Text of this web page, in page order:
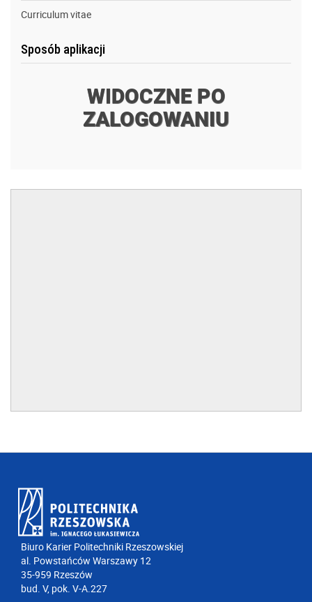
Curriculum vitae
Sposób aplikacji
WIDOCZNE PO
ZALOGOWANIU
Biuro Karier Politechniki Rzeszowskiej
al. Powstańców Warszawy 12
35-959 Rzeszów
bud. V, pok. V-A.227